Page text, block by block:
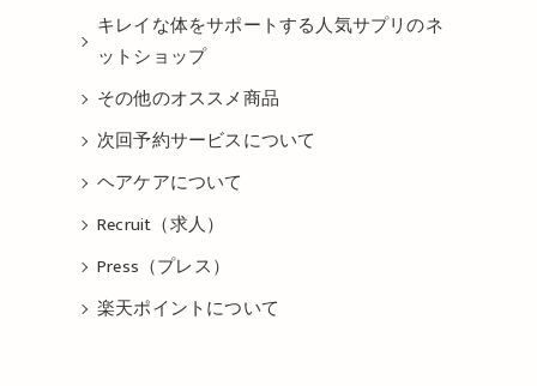
キレイな体をサポートする人気サプリのネ
ットショップ
その他のオススメ商品
次回予約サービスについて
ヘアケアについて
Recruit（求人）
Press（プレス）
楽天ポイントについて